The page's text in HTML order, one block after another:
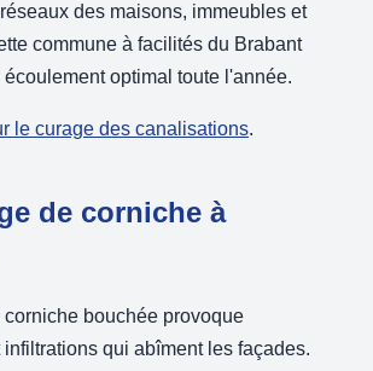
des maisons, immeubles et
commune à facilités du Brabant
optimal toute l'année.
le curage des canalisations.
de corniche à
bouchée provoque
qui abîment les façades.